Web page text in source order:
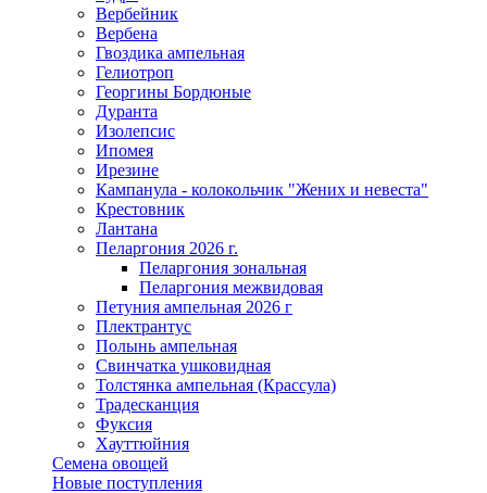
Вербейник
Вербена
Гвоздика ампельная
Гелиотроп
Георгины Бордюные
Дуранта
Изолепсис
Ипомея
Ирезине
Кампанула - колокольчик "Жених и невеста"
Крестовник
Лантана
Пеларгония 2026 г.
Пеларгония зональная
Пеларгония межвидовая
Петуния ампельная 2026 г
Плектрантус
Полынь ампельная
Свинчатка ушковидная
Толстянка ампельная (Крассула)
Традесканция
Фуксия
Хауттюйния
Семена овощей
Новые поступления